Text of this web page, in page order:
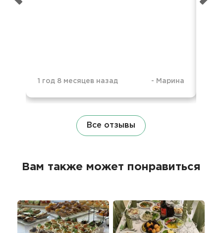
1 год 8 месяцев назад - Марина
Все отзывы
Вам также может понравиться